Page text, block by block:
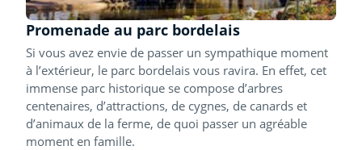
Promenade au parc bordelais
Si vous avez envie de passer un sympathique moment
à l’extérieur, le parc bordelais vous ravira. En effet, cet
immense parc historique se compose d’arbres
centenaires, d’attractions, de cygnes, de canards et
d’animaux de la ferme, de quoi passer un agréable
moment en famille.